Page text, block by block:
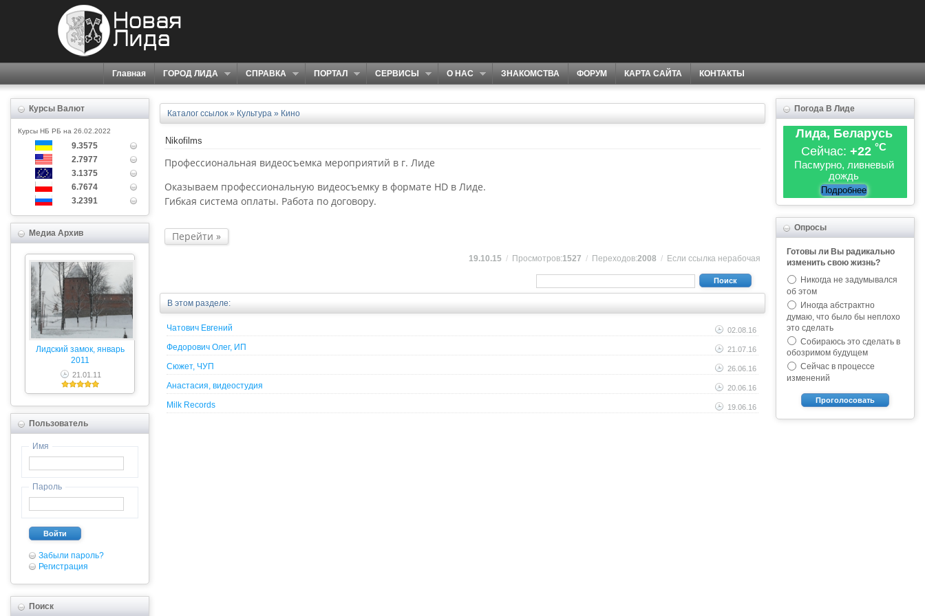
Главная ГОРОД ЛИДА СПРАВКА ПОРТАЛ СЕРВИСЫ О НАС ЗНАКОМСТВА ФОРУМ КАРТА САЙТА КОНТАКТЫ
Курсы Валют
Курсы НБ РБ на 26.02.2022
9.3575
2.7977
3.1375
6.7674
3.2391
Медиа Архив
Лидский замок, январь
2011
21.01.11
Пользователь
Имя
Пароль
Войти
Забыли пароль?
Регистрация
Поиск
Каталог ссылок» Культура » Кино
Nikofilms
Профессиональная видеосъемка мероприятий в г. Лиде
Оказываем профессиональную видеосъемку в формате HD в Лиде.
Гибкая система оплаты. Работа по договору.
Перейти
19.10.15 / Просмотров:1527 / Переходов:2008 / Если ссылка нерабочая
Поиск
В этом разделе:
02.08.16
Чатович Евгений
21.07.16
Федорович Олег, ИП
26.06.16
Сюжет, ЧУП
20.06.16
Анастасия, видеостудия
19.06.16
Milk Records
Погода В Лиде
Лида, Беларусь
Сейчас: +22 °C
Пасмурно, ливневый
дождь
Подробнее
Опросы
Готовы ли Вы радикально
изменить свою жизнь?
Никогда не задумывался
об этом
Иногда абстрактно
думаю, что было бы неплохо
это сделать
Собираюсь это сделать в
обозримом будущем
Сейчас в процессе
изменений
Проголосовать